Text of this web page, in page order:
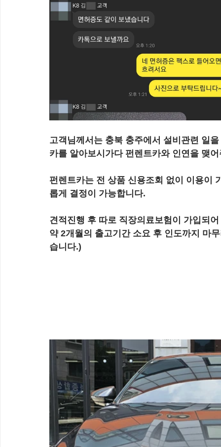
고객님께서는 충북 충주에서 설비관련 일
카를 알아보시가다 펀렌트카와 인연을 맺
펀렌트카는 전 상품 신용조회 없이 이용이
롭게 결정이 가능합니다.
견적진행 후 따로 직장의료보험이 가입되
약 2개월의 출고기간 소요 후 인도까지 마
습니다.)